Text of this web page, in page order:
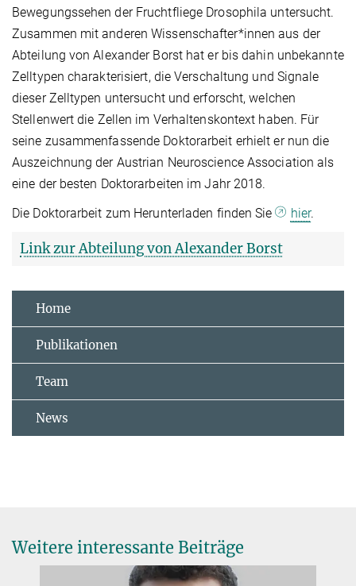
Bewegungssehen der Fruchtfliege Drosophila untersucht.
Zusammen mit anderen Wissenschafter*innen aus der
Abteilung von Alexander Borst hat er bis dahin unbekannte
Zelltypen charakterisiert, die Verschaltung und Signale
dieser Zelltypen untersucht und erforscht, welchen
Stellenwert die Zellen im Verhaltenskontext haben. Für
seine zusammenfassende Doktorarbeit erhielt er nun die
Auszeichnung der Austrian Neuroscience Association als
eine der besten Doktorarbeiten im Jahr 2018.
Die Doktorarbeit zum Herunterladen finden Sie
hier.
Link zur Abteilung von Alexander Borst
Home
Publikationen
Team
News
Weitere interessante Beiträge